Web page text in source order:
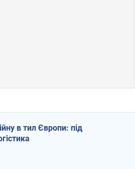
в тил Європи: під